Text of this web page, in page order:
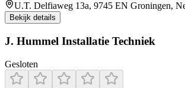
U.T. Delfiaweg 13a, 9745 EN Groningen,
Bekijk details
J. Hummel Installatie Techniek
Gesloten